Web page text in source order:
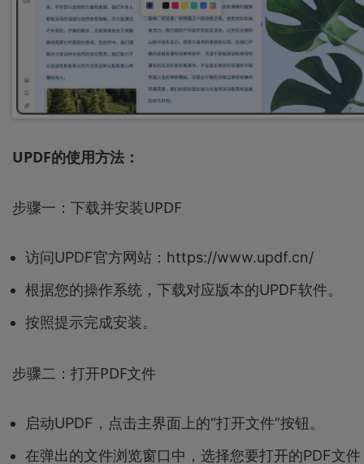
UPDF的使用方法：
步骤一：下载并安装UPDF
访问UPDF官方网站：https://www.updf.cn/
根据您的操作系统，下载对应版本的UPDF软件。
按照提示完成安装。
步骤二：打开PDF文件
启动UPDF，点击主界面上的“打开文件”按钮。
在弹出的文件浏览窗口中，选择您要打开的PDF文件